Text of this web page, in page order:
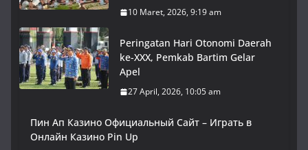
10 Maret, 2026, 9:19 am
Peringatan Hari Otonomi Daerah
ke-XXX, Pemkab Bartim Gelar
Apel
27 April, 2026, 10:05 am
Пин Ап Казино Официальный Сайт – Играть в
Онлайн Казино Pin Up